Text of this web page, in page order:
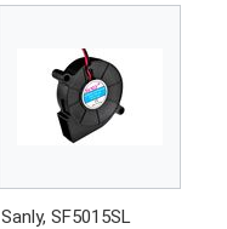
Sanly, SF5015SL